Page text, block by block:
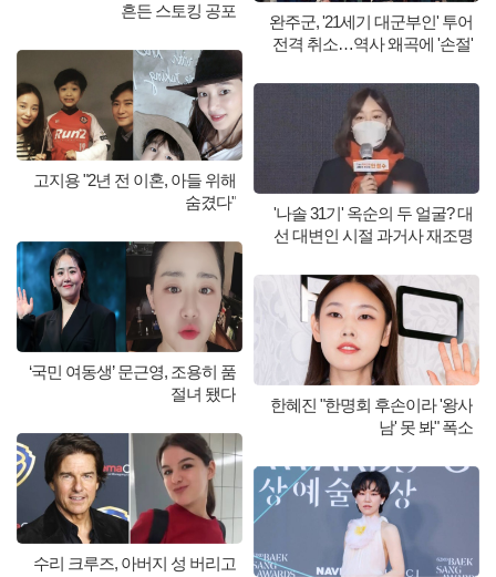
흔든 스토킹 공포
고지용 "2년 전 이혼, 아들 위해
숨겼다"
‘국민 여동생’ 문근영, 조용히 품
절녀 됐다
수리 크루즈, 아버지 성 버리고
완주군, '21세기 대군부인' 투어
전격 취소…역사 왜곡에 '손절'
'나솔 31기' 옥순의 두 얼굴? 대
선 대변인 시절 과거사 재조명
한혜진 "한명회 후손이라 '왕사
남' 못 봐" 폭소